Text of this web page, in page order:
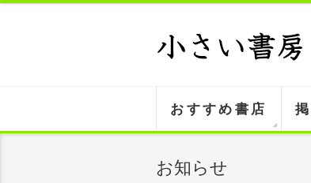
おすすめ書店
お知らせ